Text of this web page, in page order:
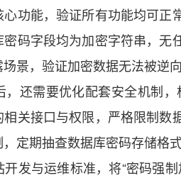
功能，验证所有功能均可
码字段均为加密字符串，
景，验证加密数据无法被逆
，还需要优化配套安全机制
关接口与权限，严格限制
定期抽查数据库密码存储格
发与运维标准，将“密码强